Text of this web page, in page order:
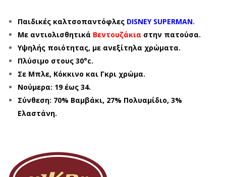
Παιδικές καλτσοπαντόφλες DISNEY SUPERMAN.
Με αντιολισθητικά Βεντουζάκια στην πατούσα.
Υψηλής ποιότητας, με ανεξίτηλα χρώματα.
Πλύσιμο στους 30°c.
Σε Μπλε, Κόκκινο και Γκρι χρώμα.
Νούμερα: 19 έως 34.
Σύνθεση: 70% Βαμβάκι, 27% Πολυαμίδιο, 3%
Ελαστάνη.